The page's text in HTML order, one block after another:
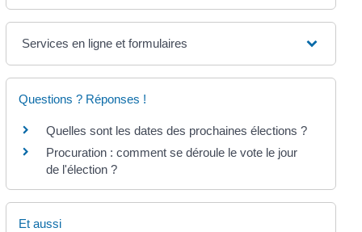
Services en ligne et formulaires
Questions ? Réponses !
Quelles sont les dates des prochaines élections ?
Procuration : comment se déroule le vote le jour
de l'élection ?
Et aussi